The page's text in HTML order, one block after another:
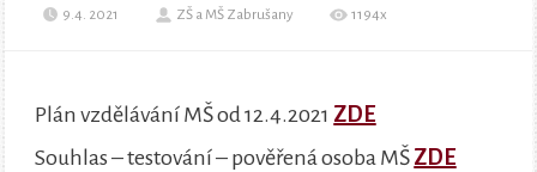
9.4. 2021 ZŠ a MŠ Zabrušany 1194x
Plán vzdělávání MŠ od 12.4.2021 ZDE
Souhlas – testování – pověřená osoba MŠ ZDE